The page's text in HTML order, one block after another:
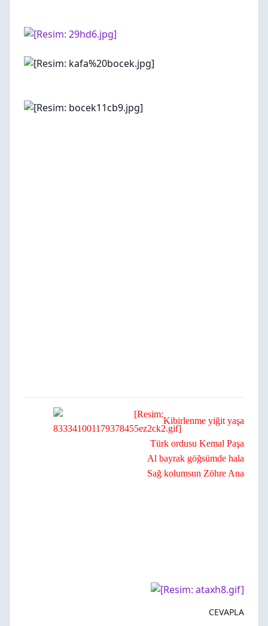
Kibirlenme yiğit yaşa
Türk ordusu Kemal Paşa
Al bayrak göğsümde hala
Sağ kolumsun Zöhre Ana
CEVAPLA